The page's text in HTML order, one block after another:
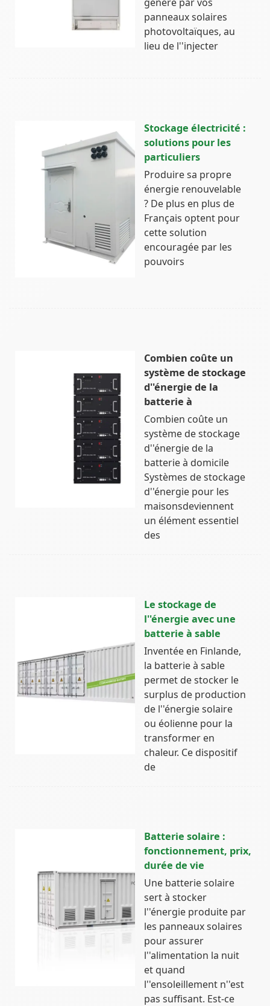
panneaux solaires
photovoltaïques, au
lieu de l''injecter
Stockage électricité :
solutions pour les
particuliers
Produire sa propre
énergie renouvelable
? De plus en plus de
Français optent pour
cette solution
encouragée par les
pouvoirs
Combien coûte un
système de stockage
d''énergie de la
batterie à
Combien coûte un
système de stockage
d''énergie de la
batterie à domicile
Systèmes de stockage
d''énergie pour les
maisonsdeviennent
un élément essentiel
des
Le stockage de
l''énergie avec une
batterie à sable
Inventée en Finlande,
la batterie à sable
permet de stocker le
surplus de production
de l''énergie solaire
ou éolienne pour la
transformer en
chaleur. Ce dispositif
de
Batterie solaire :
fonctionnement, prix,
durée de vie
Une batterie solaire
sert à stocker
l''énergie produite par
les panneaux solaires
pour assurer
l''alimentation la nuit
et quand
l''ensoleillement n''est
pas suffisant. Est-ce